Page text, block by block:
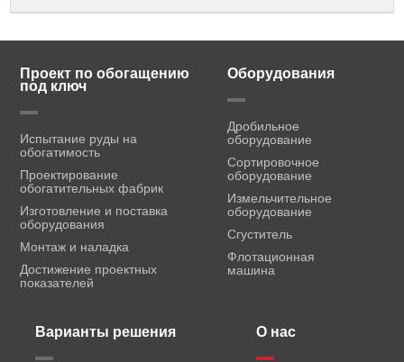
Проект по обогащению
под ключ
Испытание руды на
обогатимость
Проектирование
обогатительных фабрик
Изготовление и поставка
оборудования
Монтаж и наладка
Достижение проектных
показателей
Оборудования
Дробильное
оборудование
Сортировочное
оборудование
Измельчительное
оборудование
Сгуститель
Флотационная
машина
Варианты решения О нас